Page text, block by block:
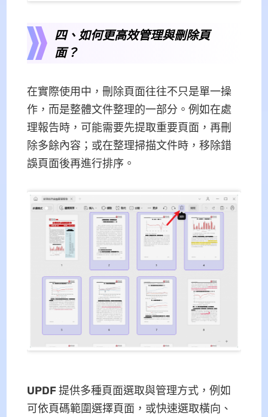
四、如何更高效管理與刪除頁
面？
在實際使用中，刪除頁面往往不只是單一操
作，而是整體文件整理的一部分。例如在處
理報告時，可能需要先提取重要頁面，再刪
除多餘內容；或在整理掃描文件時，移除錯
誤頁面後再進行排序。
UPDF提供多種頁面選取與管理方式，例如
可依頁碼範圍選擇頁面，或快速選取橫向、